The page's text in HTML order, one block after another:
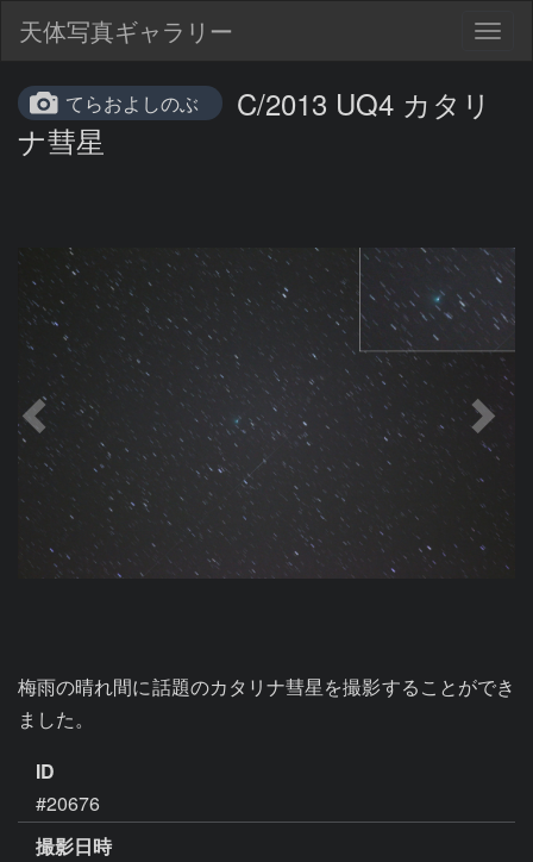
天体写真ギャラリー
てらおよしのぶ
C/2013 UQ4 カタリ
ナ彗星
梅雨の晴れ間に話題のカタリナ彗星を撮影することができ
ID
#20676
撮影日時